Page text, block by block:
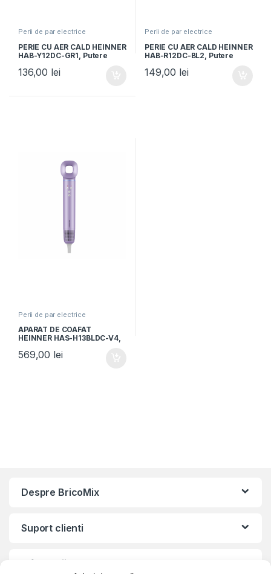
Perii de par electrice
PERIE CU AER CALD HEINNER
HAB-Y12DC-GR1, Putere
de putere, Ionizare, Functie
aer rece, Verde/Alb
136,00 lei
Perii de par electrice
PERIE CU AER CALD HEINNER
HAB-R12DC-BL2, Putere
de putere, Ionizare, Functie
aer rece, Albastru/Gri
149,00 lei
Perii de par electrice
APARAT DE COAFAT
HEINNER HAS-H13BLDC-V4,
Multifunctional 4 in 1, Motor
569,00 lei
Despre BricoMix
Suport clienti
Informatii legale